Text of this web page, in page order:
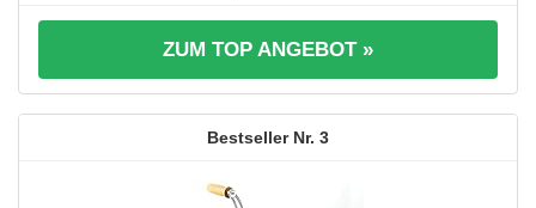
ZUM TOP ANGEBOT »
3